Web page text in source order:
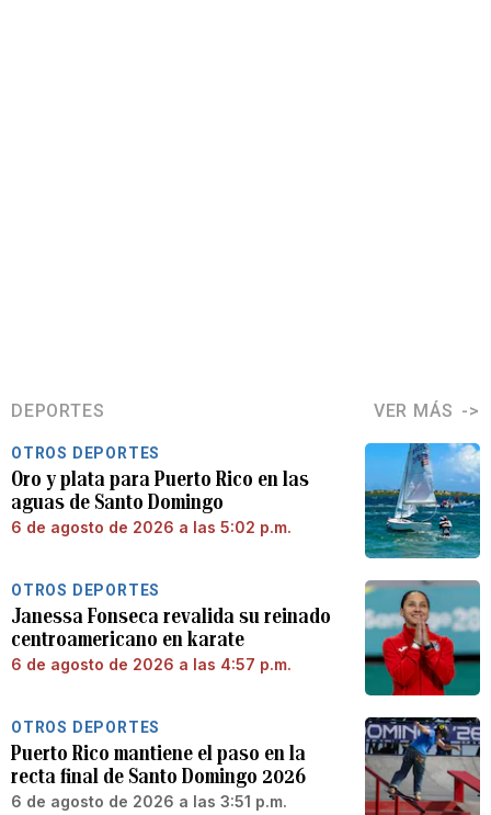
DEPORTES VER MÁS
OTROS DEPORTES
Oro y plata para Puerto Rico en las
aguas de Santo Domingo
6 de agosto de 2026 a las 5:02 p.m.
OTROS DEPORTES
Janessa Fonseca revalida su reinado
centroamericano en karate
6 de agosto de 2026 a las 4:57 p.m.
OTROS DEPORTES
Puerto Rico mantiene el paso en la
recta final de Santo Domingo 2026
6 de agosto de 2026 a las 3:51 p.m.